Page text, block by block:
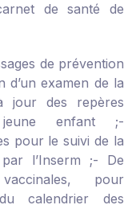
de santé de
de prévention
d’un examen de la
jour des repères
jeune enfant ;-
pour le suivi de la
l’Inserm ;- De
pour
calendrier des